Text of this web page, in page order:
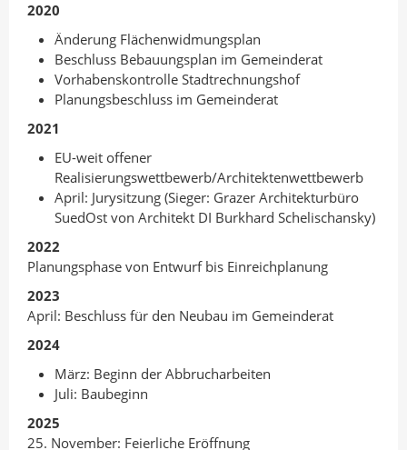
2020
Änderung Flächenwidmungsplan
Beschluss Bebauungsplan im Gemeinderat
Vorhabenskontrolle Stadtrechnungshof
Planungsbeschluss im Gemeinderat
2021
EU-weit offener
Realisierungswettbewerb/Architektenwettbewerb
April: Jurysitzung (Sieger: Grazer Architekturbüro
SuedOst von Architekt DI Burkhard Schelischansky)
2022
Planungsphase von Entwurf bis Einreichplanung
2023
April: Beschluss für den Neubau im Gemeinderat
2024
März: Beginn der Abbrucharbeiten
Juli: Baubeginn
2025
25. November: Feierliche Eröffnung